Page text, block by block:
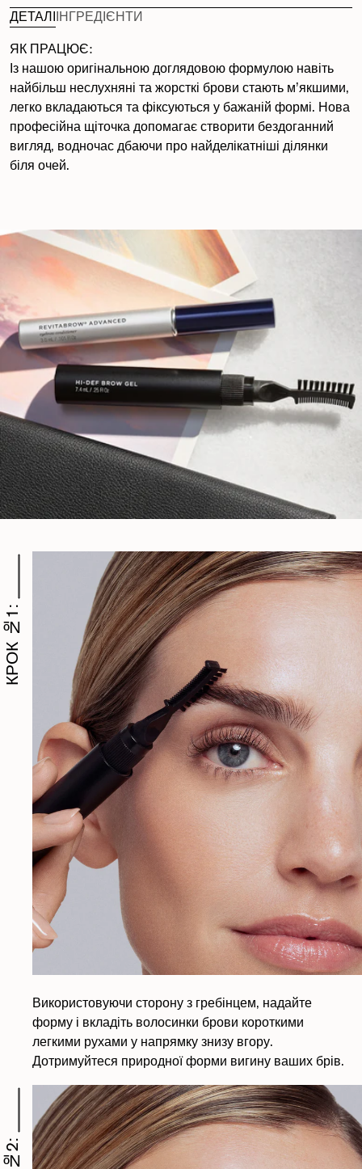
ДЕТАЛІ ІНГРЕДІЄНТИ
ЯК ПРАЦЮЄ:
Із нашою оригінальною доглядовою формулою навіть
найбільш неслухняні та жорсткі брови стають м’якшими,
легко вкладаються та фіксуються у бажаній формі. Нова
професійна щіточка допомагає створити бездоганний
вигляд, водночас дбаючи про найделікатніші ділянки
біля очей.
КРОК №1:
Використовуючи сторону з гребінцем, надайте
форму і вкладіть волосинки брови короткими
легкими рухами у напрямку знизу вгору.
Дотримуйтеся природної форми вигину ваших брів.